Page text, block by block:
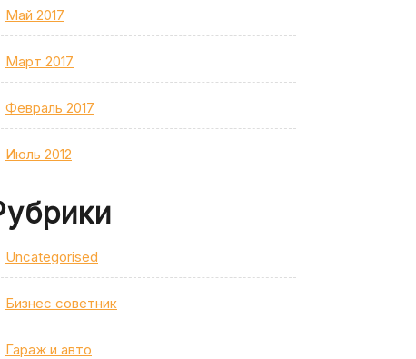
Май 2017
Март 2017
Февраль 2017
Июль 2012
Uncategorised
Бизнес советник
Гараж и авто